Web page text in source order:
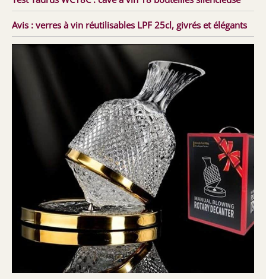
Avis : verres à vin réutilisables LPF 25cl, givrés et élégants